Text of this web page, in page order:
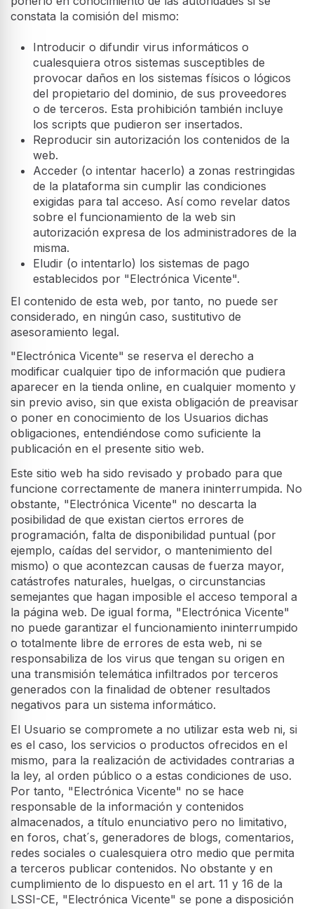
constata la comisión del mismo:
Introducir o difundir virus informáticos o
cualesquiera otros sistemas susceptibles de
provocar daños en los sistemas físicos o lógicos
del propietario del dominio, de sus proveedores
o de terceros. Esta prohibición también incluye
los scripts que pudieron ser insertados.
Reproducir sin autorización los contenidos de la
web.
Acceder (o intentar hacerlo) a zonas restringidas
de la plataforma sin cumplir las condiciones
exigidas para tal acceso. Así como revelar datos
sobre el funcionamiento de la web sin
autorización expresa de los administradores de la
misma.
Eludir (o intentarlo) los sistemas de pago
establecidos por "Electrónica Vicente".
El contenido de esta web, por tanto, no puede ser
considerado, en ningún caso, sustitutivo de
asesoramiento legal.
"Electrónica Vicente" se reserva el derecho a
modificar cualquier tipo de información que pudiera
aparecer en la tienda online, en cualquier momento y
sin previo aviso, sin que exista obligación de preavisar
o poner en conocimiento de los Usuarios dichas
obligaciones, entendiéndose como suficiente la
publicación en el presente sitio web.
Este sitio web ha sido revisado y probado para que
funcione correctamente de manera ininterrumpida. No
obstante, "Electrónica Vicente" no descarta la
posibilidad de que existan ciertos errores de
programación, falta de disponibilidad puntual (por
ejemplo, caídas del servidor, o mantenimiento del
mismo) o que acontezcan causas de fuerza mayor,
catástrofes naturales, huelgas, o circunstancias
semejantes que hagan imposible el acceso temporal a
la página web. De igual forma, "Electrónica Vicente"
no puede garantizar el funcionamiento ininterrumpido
o totalmente libre de errores de esta web, ni se
responsabiliza de los virus que tengan su origen en
una transmisión telemática infiltrados por terceros
generados con la finalidad de obtener resultados
negativos para un sistema informático.
El Usuario se compromete a no utilizar esta web ni, si
es el caso, los servicios o productos ofrecidos en el
mismo, para la realización de actividades contrarias a
la ley, al orden público o a estas condiciones de uso.
Por tanto, "Electrónica Vicente" no se hace
responsable de la información y contenidos
almacenados, a título enunciativo pero no limitativo,
en foros, chat´s, generadores de blogs, comentarios,
redes sociales o cualesquiera otro medio que permita
a terceros publicar contenidos. No obstante y en
cumplimiento de lo dispuesto en el art. 11 y 16 de la
LSSI-CE, "Electrónica Vicente" se pone a disposición